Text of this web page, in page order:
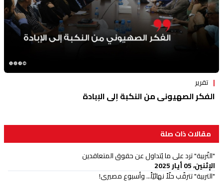
تقرير
الفكر الصهيوني من النكبة إلى الإبادة
مقالات ذات صلة
"التّربية" ترد على ما يُتداول عن حقوق المتعاقدين
الإثنين، 05 أيار 2025
"التربية" تترقّب حلّاً نهائيّاً... وأسبوع مصيري!